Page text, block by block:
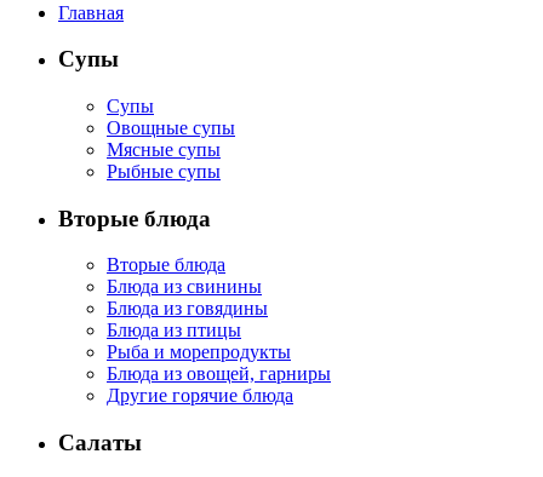
Главная
Супы
Супы
Овощные супы
Мясные супы
Рыбные супы
Вторые блюда
Вторые блюда
Блюда из свинины
Блюда из говядины
Блюда из птицы
Рыба и морепродукты
Блюда из овощей, гарниры
Другие горячие блюда
Салаты